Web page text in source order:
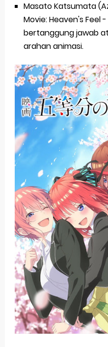
Masato Katsumata
Movie: Heaven's Feel
bertanggung jawab
arahan animasi.